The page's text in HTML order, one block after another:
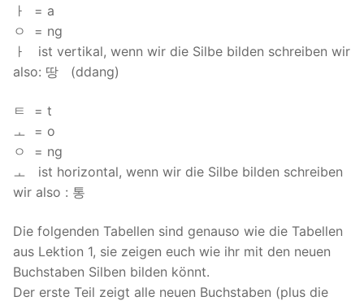
ㅏ = a
ㅇ = ng
ㅏ ist vertikal, wenn wir die Silbe bilden schreiben wir
also: 땅 (ddang)
ㅌ = t
ㅗ = o
ㅇ = ng
ㅗ ist horizontal, wenn wir die Silbe bilden schreiben
wir also : 통
Die folgenden Tabellen sind genauso wie die Tabellen
aus Lektion 1, sie zeigen euch wie ihr mit den neuen
Buchstaben Silben bilden könnt.
Der erste Teil zeigt alle neuen Buchstaben (plus die